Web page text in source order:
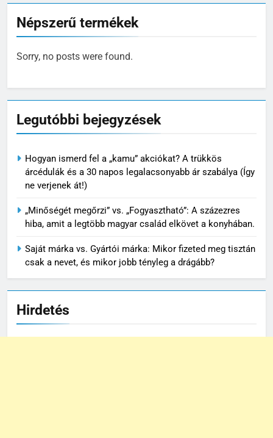
Népszerű termékek
Sorry, no posts were found.
Legutóbbi bejegyzések
Hogyan ismerd fel a „kamu” akciókat? A trükkös
árcédulák és a 30 napos legalacsonyabb ár szabálya (Így
ne verjenek át!)
„Minőségét megőrzi” vs. „Fogyasztható”: A százezres
hiba, amit a legtöbb magyar család elkövet a konyhában.
Saját márka vs. Gyártói márka: Mikor fizeted meg tisztán
csak a nevet, és mikor jobb tényleg a drágább?
Hirdetés